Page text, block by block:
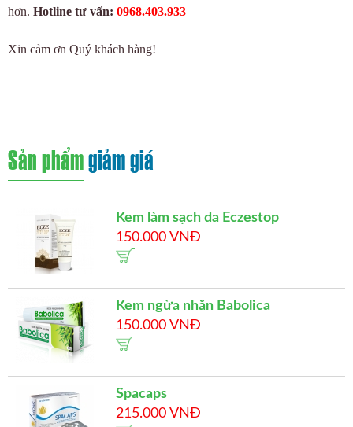
hơn. Hotline tư vấn: 0968.403.933
Xin cảm ơn Quý khách hàng!
Sản phẩmgiảm giá
Kem làm sạch da Eczestop
150.000 VNĐ
Kem ngừa nhăn Babolica
150.000 VNĐ
Spacaps
215.000 VNĐ